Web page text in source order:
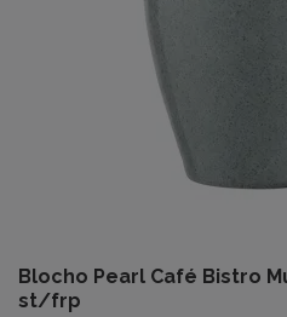
Blocho Pearl Café Bistro
st/frp